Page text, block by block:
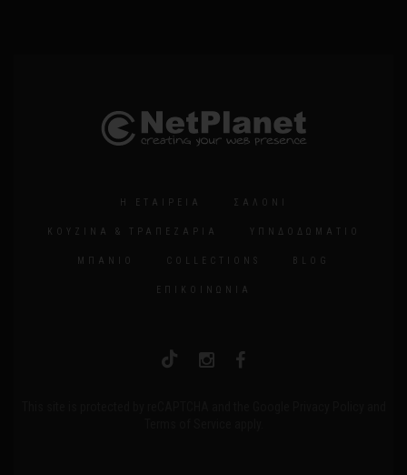
Η ΕΤΑΙΡΕΊΑ ΣΑΛΌΝΙ
ΚΟΥΖΊΝΑ & ΤΡΑΠΕΖΑΡΊΑ ΥΠΝΔΟΔΩΜΆΤΙΟ
ΜΠΆΝΙΟ COLLECTIONS BLOG
ΕΠΙΚΟΙΝΩΝΊΑ